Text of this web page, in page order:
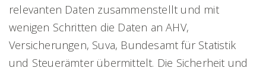
relevanten Daten zusammenstellt und mit
wenigen Schritten die Daten an AHV,
Versicherungen, Suva, Bundesamt für Statistik
und Steuerämter übermittelt. Die Sicherheit und